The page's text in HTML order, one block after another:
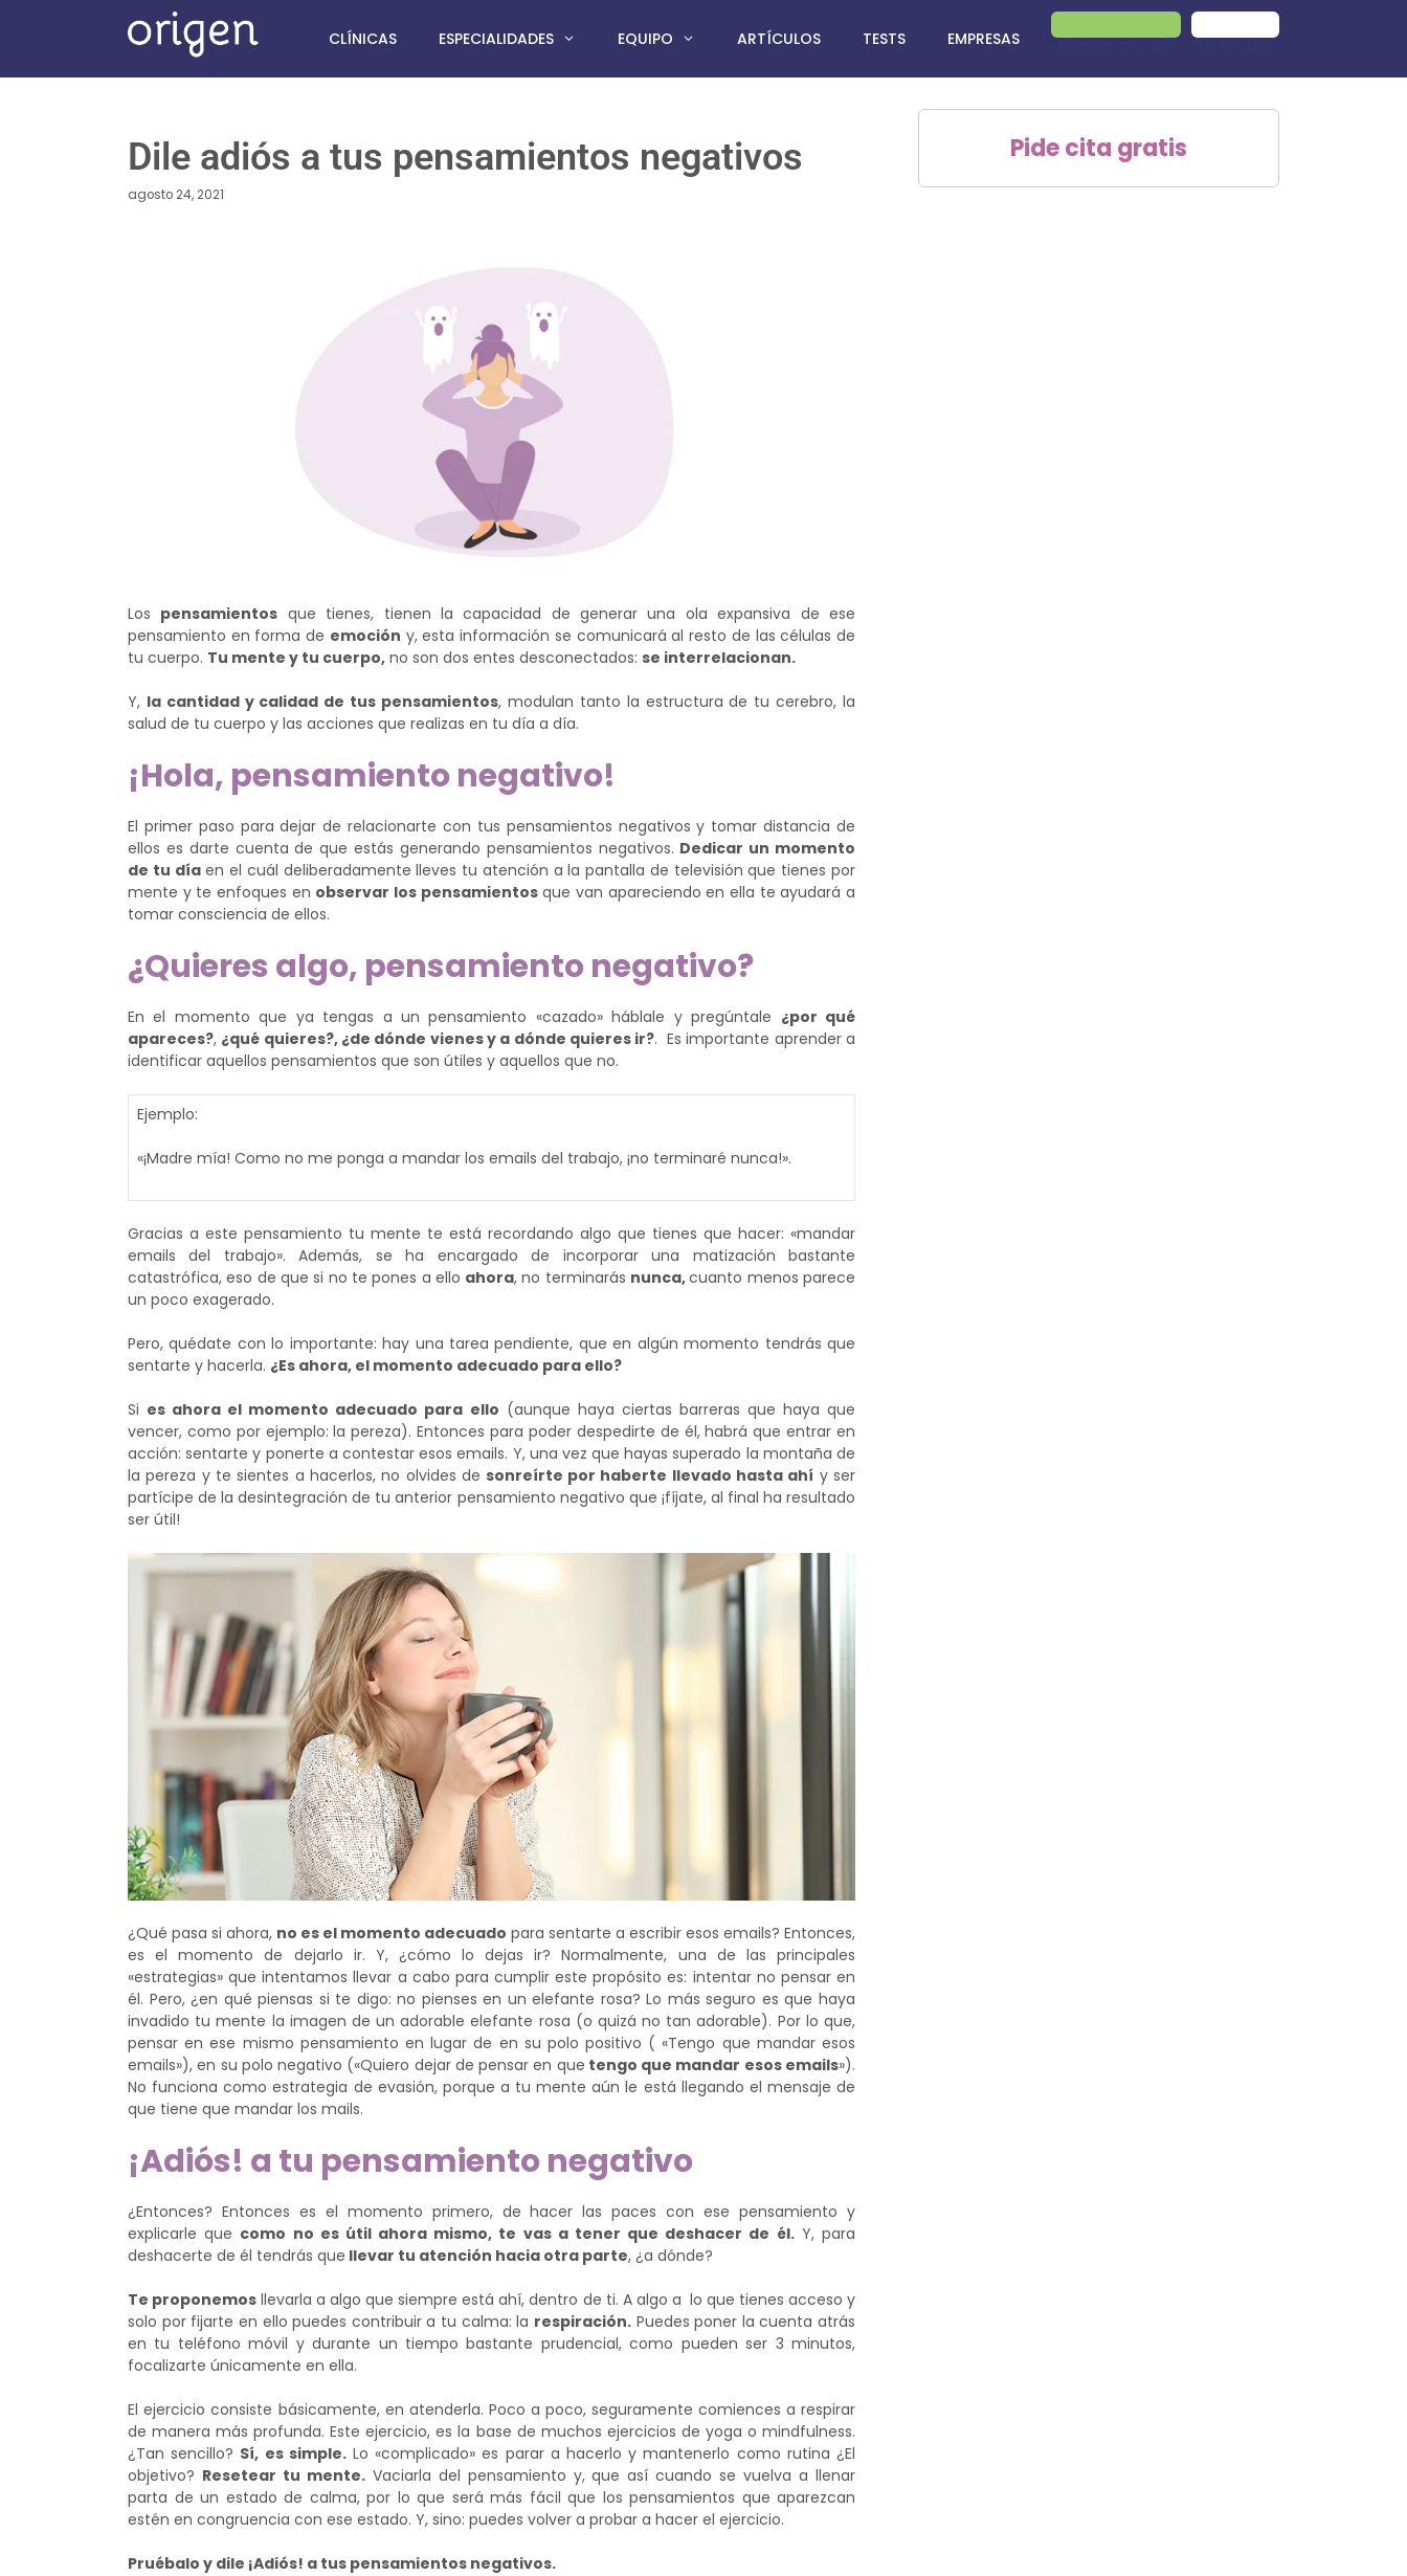
CLÍNICAS ESPECIALIDADES EQUIPO ARTÍCULOS TESTS EMPRESAS
Dile adiós a tus pensamientos negativos
agosto 24, 2021
Los pensamientos que tienes, tienen la capacidad de generar una ola expansiva de ese
pensamiento en forma de emoción y, esta información se comunicará al resto de las células de
tu cuerpo. Tu mente y tu cuerpo, no son dos entes desconectados: se interrelacionan.
Y, la cantidad y calidad de tus pensamientos, modulan tanto la estructura de tu cerebro, la
salud de tu cuerpo y las acciones que realizas en tu día a día.
¡Hola, pensamiento negativo!
El primer paso para dejar de relacionarte con tus pensamientos negativos y tomar distancia de
ellos es darte cuenta de que estás generando pensamientos negativos. Dedicar un momento
de tu díaen el cuál deliberadamente lleves tu atención a la pantalla de televisión que tienes por
mente y te enfoques en observar los pensamientosque van apareciendo en ella te ayudará a
tomar consciencia de ellos.
¿Quieres algo, pensamiento negativo?
En el momento que ya tengas a un pensamiento «cazado» háblale y pregúntale ¿por qué
apareces?, ¿qué quieres?, ¿de dónde vienes y a dónde quieres ir?. Es importante aprender a
identificar aquellos pensamientos que son útiles y aquellos que no.
Ejemplo:
«¡Madre mía! Como no me ponga a mandar los emails del trabajo, ¡no terminaré nunca!».
Gracias a este pensamiento tu mente te está recordando algo que tienes que hacer: «mandar
emails del trabajo». Además, se ha encargado de incorporar una matización bastante
catastrófica, eso de que si no te pones a ello ahora, no terminarás nunca,cuanto menos parece
un poco exagerado.
Pero, quédate con lo importante: hay una tarea pendiente, que en algún momento tendrás que
sentarte y hacerla. ¿Es ahora, el momento adecuado para ello?
Si es ahora el momento adecuado para ello (aunque haya ciertas barreras que haya que
vencer, como por ejemplo: la pereza). Entonces para poder despedirte de él, habrá que entrar en
acción: sentarte y ponerte a contestar esos emails. Y, una vez que hayas superado la montaña de
la pereza y te sientes a hacerlos, no olvides de sonreírte por haberte llevado hasta ahí y ser
partícipe de la desintegración de tu anterior pensamiento negativo que ¡fíjate, al final ha resultado
ser útil!
¿Qué pasa si ahora, no es el momento adecuado para sentarte a escribir esos emails? Entonces,
es el momento de dejarlo ir. Y, ¿cómo lo dejas ir? Normalmente, una de las principales
«estrategias» que intentamos llevar a cabo para cumplir este propósito es: intentar no pensar en
él. Pero, ¿en qué piensas si te digo: no pienses en un elefante rosa? Lo más seguro es que haya
invadido tu mente la imagen de un adorable elefante rosa (o quizá no tan adorable). Por lo que,
pensar en ese mismo pensamiento en lugar de en su polo positivo ( «Tengo que mandar esos
emails»), en su polo negativo («Quiero dejar de pensar en que tengo que mandar esos emails»).
No funciona como estrategia de evasión, porque a tu mente aún le está llegando el mensaje de
que tiene que mandar los mails.
¡Adiós! a tu pensamiento negativo
¿Entonces? Entonces es el momento primero, de hacer las paces con ese pensamiento y
explicarle que como no es útil ahora mismo, te vas a tener que deshacer de él.Y, para
deshacerte de él tendrás que llevar tu atención hacia otra parte, ¿a dónde?
Te proponemos llevarla a algo que siempre está ahí, dentro de ti. A algo a lo que tienes acceso y
solo por fijarte en ello puedes contribuir a tu calma: la respiración.Puedes poner la cuenta atrás
en tu teléfono móvil y durante un tiempo bastante prudencial, como pueden ser 3 minutos,
focalizarte únicamente en ella.
El ejercicio consiste básicamente, en atenderla. Poco a poco, seguramente comiences a respirar
de manera más profunda. Este ejercicio, es la base de muchos ejercicios de yoga o mindfulness.
¿Tan sencillo? Sí, es simple.Lo «complicado» es parar a hacerlo y mantenerlo como rutina ¿El
objetivo? Resetear tu mente.Vaciarla del pensamiento y, que así cuando se vuelva a llenar
parta de un estado de calma, por lo que será más fácil que los pensamientos que aparezcan
estén en congruencia con ese estado. Y, sino: puedes volver a probar a hacer el ejercicio.
Pruébalo y dile ¡Adiós! a tus pensamientos negativos.
Pide cita gratis